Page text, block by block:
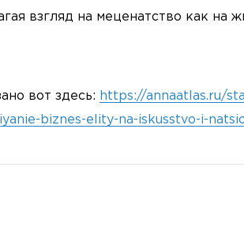
взгляд на меценатство как
вот здесь: https://annaatlas.ru/
biznes-elity-na-iskusstvo-i-